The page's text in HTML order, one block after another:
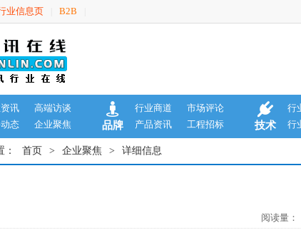
业信息页 B2B
讯
高端访谈
态
企业聚焦 品牌
行业商道
市场评论
产品资讯
工程招标 技术
行
行
首页 > 企业聚焦 > 详细信息
阅读量